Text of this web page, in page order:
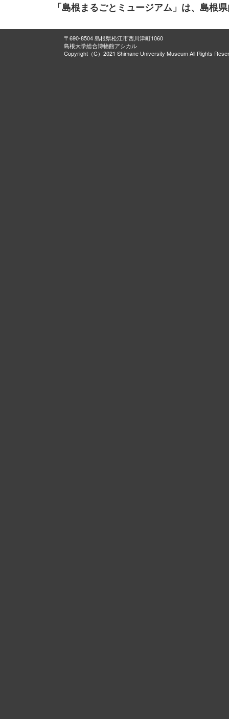
「島根まるごとミュージアム」は、島根
〒690-8504 島根県松江市西川津町1060
島根大学総合博物館アシカル
Copyright（C）2021 Shimane University Museum All Rights